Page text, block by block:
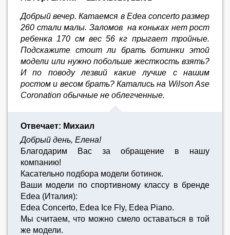
Добрый вечер. Катаемся в Edea concerto размер
260 стали малы. Заломов на коньках нет рост
ребенка 170 см вес 56 кг прыгает тройные.
Подскажите стоит ли брать ботинки этой
модели или нужно побольше жесткость взять?
И по поводу лезвий какие лучше с нашим
ростом и весом брать? Катались на Wilson Ase
Coronation обычные не облегченные.
Отвечает: Михаил
Добрый день, Елена!
Благодарим Вас за обращение в нашу
компанию!
Касательно подбора модели ботинок.
Ваши модели по спортивному классу в бренде
Edea (Италия):
Edea Concerto, Edea Ice Fly, Edea Piano.
Мы считаем, что можно смело оставаться в той
же модели.